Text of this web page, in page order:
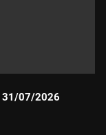
31/07/2026